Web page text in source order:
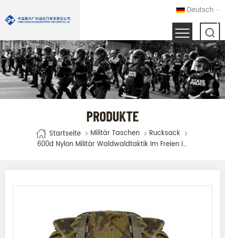
Deutsch
PRODUKTE
Startseite Militär Taschen
Rucksack
600d Nylon Militär Waldwaldtaktik Im Freien Im Freien